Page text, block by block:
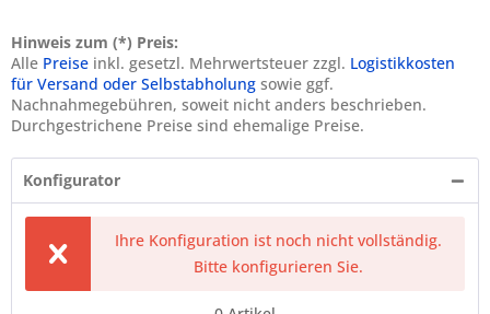
Hinweis zum (*) Preis:
Alle Preise inkl. gesetzl. Mehrwertsteuer zzgl. Logistikkosten
für Versand oder Selbstabholung sowie ggf.
Nachnahmegebühren, soweit nicht anders beschrieben.
Durchgestrichene Preise sind ehemalige Preise.
Konfigurator
Ihre Konfiguration ist noch nicht vollständig.
Bitte konfigurieren Sie.